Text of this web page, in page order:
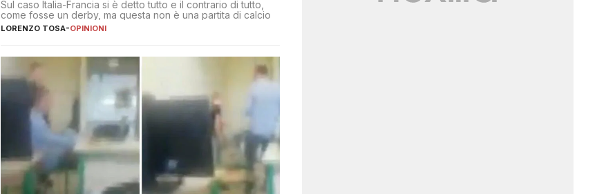
Sul caso Italia-Francia si è detto tutto e il contrario di tutto,
come fosse un derby, ma questa non è una partita di calcio
LORENZO TOSA-OPINIONI